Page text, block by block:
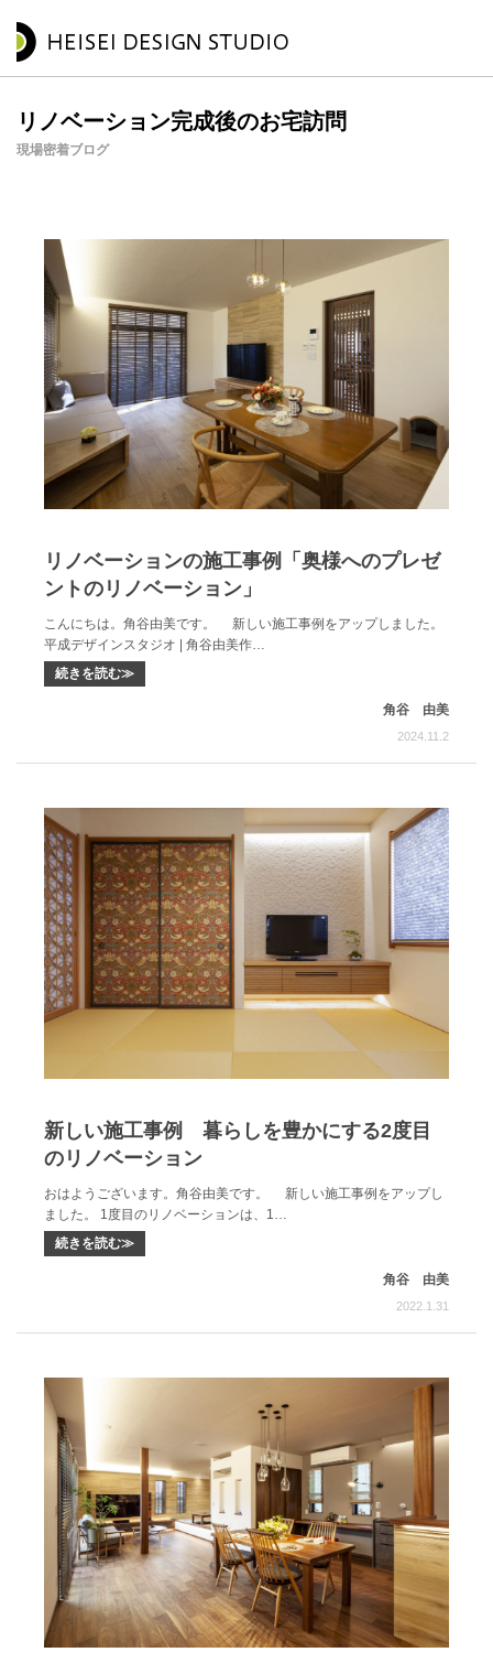
リノベーション完成後のお宅訪問
現場密着ブログ
リノベーションの施工事例「奥様へのプレゼ
ントのリノベーション」
こんにちは。角谷由美です。 新しい施工事例をアップしました。
平成デザインスタジオ | 角谷由美作…
続きを読む≫
角谷 由美
2024.11.2
新しい施工事例 暮らしを豊かにする2度目
のリノベーション
おはようございます。角谷由美です。 新しい施工事例をアップし
ました。 1度目のリノベーションは、1…
続きを読む≫
角谷 由美
2022.1.31